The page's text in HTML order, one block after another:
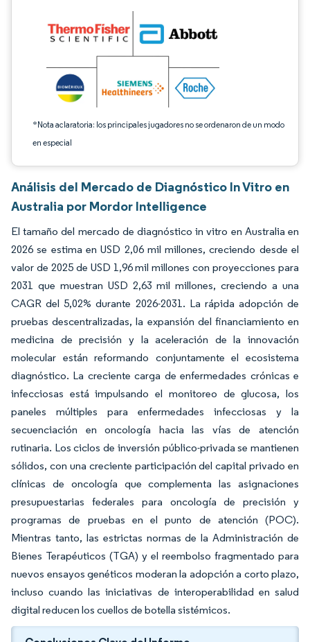
*Nota aclaratoria: los principales jugadores no se ordenaron de un modo
en especial
Análisis del Mercado de Diagnóstico In Vitro en
Australia por Mordor Intelligence
El tamaño del mercado de diagnóstico in vitro en Australia en
2026 se estima en USD 2,06 mil millones, creciendo desde el
valor de 2025 de USD 1,96 mil millones con proyecciones para
2031 que muestran USD 2,63 mil millones, creciendo a una
CAGR del 5,02% durante 2026-2031. La rápida adopción de
pruebas descentralizadas, la expansión del financiamiento en
medicina de precisión y la aceleración de la innovación
molecular están reformando conjuntamente el ecosistema
diagnóstico. La creciente carga de enfermedades crónicas e
infecciosas está impulsando el monitoreo de glucosa, los
paneles múltiples para enfermedades infecciosas y la
secuenciación en oncología hacia las vías de atención
rutinaria. Los ciclos de inversión público-privada se mantienen
sólidos, con una creciente participación del capital privado en
clínicas de oncología que complementa las asignaciones
presupuestarias federales para oncología de precisión y
programas de pruebas en el punto de atención (POC).
Mientras tanto, las estrictas normas de la Administración de
Bienes Terapéuticos (TGA) y el reembolso fragmentado para
nuevos ensayos genéticos moderan la adopción a corto plazo,
incluso cuando las iniciativas de interoperabilidad en salud
digital reducen los cuellos de botella sistémicos.